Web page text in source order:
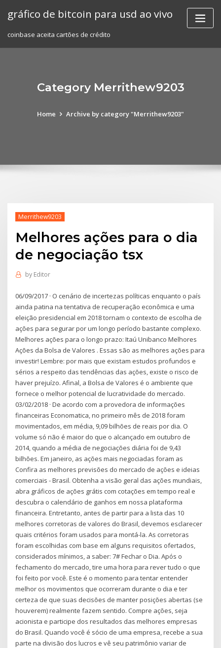
gráfico de bitcoin para usd ao vivo
coinbase aceita cartões de crédito
Category Merrithew9203
Home Archive by category "Merrithew9203"
Merrithew9203
Melhores ações para o dia
de negociação tsx
by Editor
06/09/2017 · O cenário de incertezas políticas enquanto o país
ainda patina na tentativa de recuperação econômica e uma
eleição presidencial em 2018 tornam o contexto de escolha de
ações para segurar por um longo período bastante complexo.
Melhores ações para o longo prazo: Itaú Unibanco Melhores
Ações da Bolsa de Valores . Essas são as melhores ações para
investir! Lembre: por mais que existam estudos profundos e
sérios a respeito das tendências das ações, existe o risco de
haver prejuízo. Afinal, a Bolsa de Valores é o ambiente que
fornece o melhor potencial de lucratividade do mercado.
03/02/2018 · De acordo com a provedora de informações
financeiras Economatica, no primeiro mês de 2018 foram
movimentados, em média, 9,09 bilhões de reais por dia. O
volume só não é maior do que o alcançado em outubro de
2014, quando a média de negociações diária foi de 9,43
bilhões. Em janeiro, as ações mais negociadas foram as
Confira as melhores previsões do mercado de ações e ideias
comerciais - Brasil. Obtenha a visão geral das ações mundiais,
abra gráficos de ações grátis com cotações em tempo real e
descubra o calendário de ganhos em nossa plataforma
financeira. Entretanto, antes de partir para a lista das 10
melhores corretoras de valores do Brasil, devemos esclarecer
quais critérios foram usados para montá-la. As corretoras
foram escolhidas com base em alguns requisitos ofertados,
considerados mínimos, a saber: 7# Fechar o Dia. Após o
fechamento do mercado, tire uma hora para rever tudo o que
foi feito por você. Este é o momento para tentar entender
melhor os movimentos que ocorreram durante o dia e ter
certeza de que suas decisões de manter posições abertas (se
houverem) realmente fazem sentido. Compre ações, seja
acionista e participe dos resultados das melhores empresas
do Brasil. Quando você é sócio de uma empresa, recebe a sua
parte na divisão dos lucros e vê seu patrimônio variar de